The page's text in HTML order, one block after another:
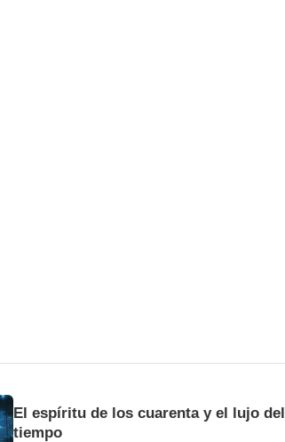
El espíritu de los cuarenta y el lujo del
tiempo